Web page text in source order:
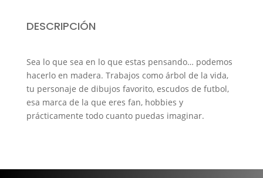
DESCRIPCIÓN
Sea lo que sea en lo que estas pensando… podemos
hacerlo en madera. Trabajos como árbol de la vida,
tu personaje de dibujos favorito, escudos de futbol,
esa marca de la que eres fan, hobbies y
prácticamente todo cuanto puedas imaginar.